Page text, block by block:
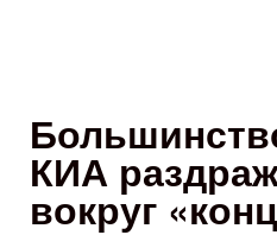
КИА
вокруг